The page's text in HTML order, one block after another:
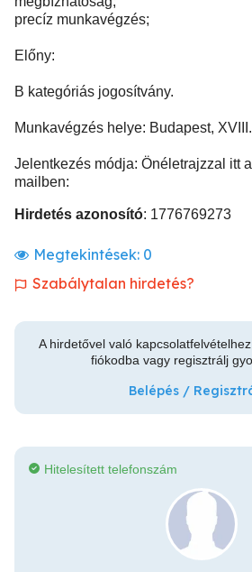
precíz munkavégzés;
Előny:
B kategóriás jogosítvány.
Munkavégzés helye: Budapest,
Jelentkezés módja: Önéletrajzzal itt
mailben:
Hirdetés azonosító: 1776769273
Megtekintések: 0
Szabálytalan hirdetés?
A hirdetővel való
fiókodba vagy regisztrálj
Belépés /
Hitelesített telefonszám